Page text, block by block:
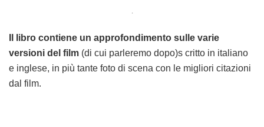
.
Il libro contiene un approfondimento sulle varie
versioni del film (di cui parleremo dopo)s critto in italiano
e inglese, in più tante foto di scena con le migliori citazioni
dal film.